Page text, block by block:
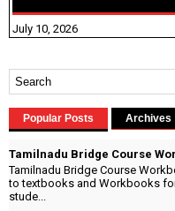
July 10, 2026
Popular Posts Archives
Tamilnadu Bridge Course
Tamilnadu Bridge Course
to textbooks and Workbooks
stude...